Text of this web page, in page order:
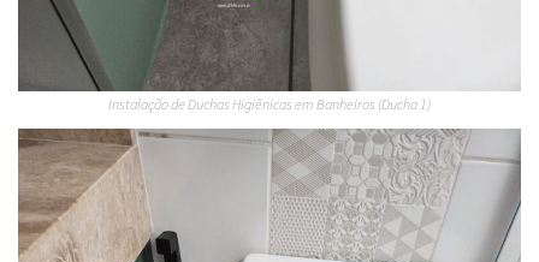
Instalação de Duchas Higiênicas em Banheiros (Ducha 1)